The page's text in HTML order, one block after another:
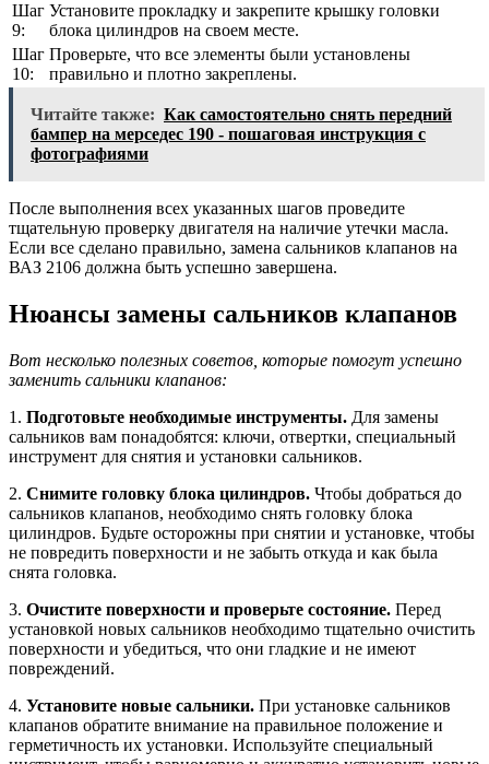
Шаг
9:
Установите прокладку и закрепите крышку головки
блока цилиндров на своем месте.
Шаг
10:
Проверьте, что все элементы были установлены
правильно и плотно закреплены.
Читайте также: Как самостоятельно снять передний
бампер на мерседес 190 - пошаговая инструкция с
фотографиями
После выполнения всех указанных шагов проведите
тщательную проверку двигателя на наличие утечки масла.
Если все сделано правильно, замена сальников клапанов на
ВАЗ 2106 должна быть успешно завершена.
Нюансы замены сальников клапанов
Вот несколько полезных советов, которые помогут успешно
заменить сальники клапанов:
1. Подготовьте необходимые инструменты. Для замены
сальников вам понадобятся: ключи, отвертки, специальный
инструмент для снятия и установки сальников.
2. Снимите головку блока цилиндров. Чтобы добраться до
сальников клапанов, необходимо снять головку блока
цилиндров. Будьте осторожны при снятии и установке, чтобы
не повредить поверхности и не забыть откуда и как была
снята головка.
3. Очистите поверхности и проверьте состояние. Перед
установкой новых сальников необходимо тщательно очистить
поверхности и убедиться, что они гладкие и не имеют
повреждений.
4. Установите новые сальники. При установке сальников
клапанов обратите внимание на правильное положение и
герметичность их установки. Используйте специальный